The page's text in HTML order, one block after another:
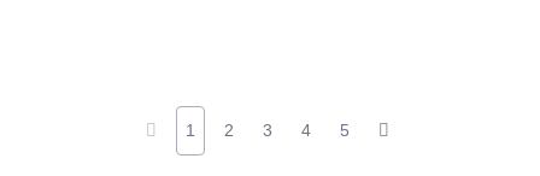
1 2 3 4 5